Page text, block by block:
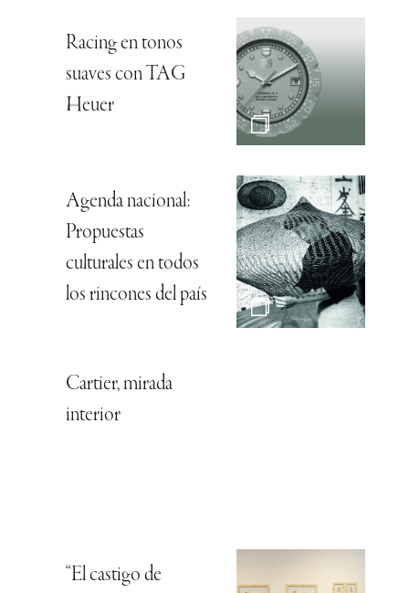
Racing en tonos
suaves con TAG
Heuer
Agenda nacional:
Propuestas
culturales en todos
los rincones del país
Cartier, mirada
interior
“El castigo de